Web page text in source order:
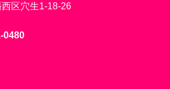
区穴生1-18-26
0480